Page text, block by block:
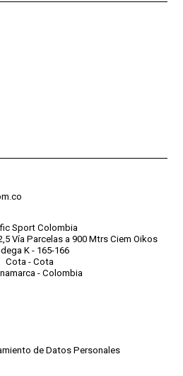
Sport Colombia
Vía Parcelas a 900 Mtrs Ciem Oikos
K - 165-166
Cota - Cota
- Colombia
de Datos Personales